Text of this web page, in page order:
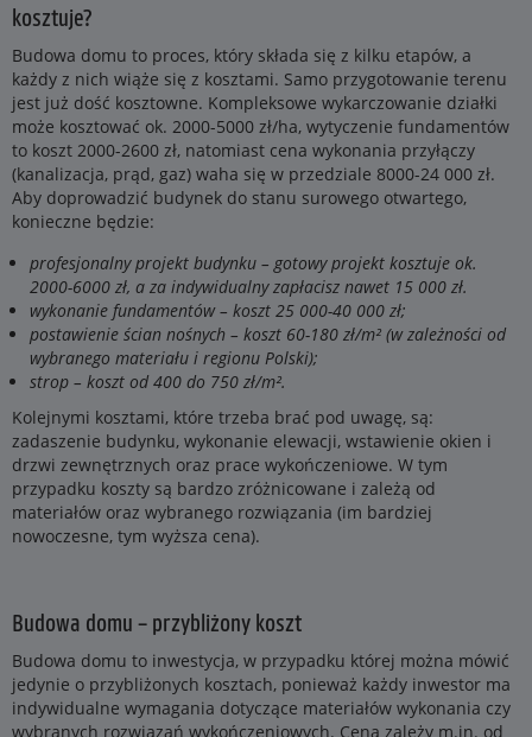
kosztuje?
Budowa domu to proces, który składa się z kilku etapów, a
każdy z nich wiąże się z kosztami. Samo przygotowanie terenu
jest już dość kosztowne. Kompleksowe wykarczowanie działki
może kosztować ok. 2000-5000 zł/ha, wytyczenie fundamentów
to koszt 2000-2600 zł, natomiast cena wykonania przyłączy
(kanalizacja, prąd, gaz) waha się w przedziale 8000-24 000 zł.
Aby doprowadzić budynek do stanu surowego otwartego,
konieczne będzie:
profesjonalny projekt budynku – gotowy projekt kosztuje ok.
2000-6000 zł, a za indywidualny zapłacisz nawet 15 000 zł.
wykonanie fundamentów – koszt 25 000-40 000 zł;
postawienie ścian nośnych – koszt 60-180 zł/m² (w zależności od
wybranego materiału i regionu Polski);
strop – koszt od 400 do 750 zł/m².
Kolejnymi kosztami, które trzeba brać pod uwagę, są:
zadaszenie budynku, wykonanie elewacji, wstawienie okien i
drzwi zewnętrznych oraz prace wykończeniowe. W tym
przypadku koszty są bardzo zróżnicowane i zależą od
materiałów oraz wybranego rozwiązania (im bardziej
nowoczesne, tym wyższa cena).
Budowa domu – przybliżony koszt
Budowa domu to inwestycja, w przypadku której można mówić
jedynie o przybliżonych kosztach, ponieważ każdy inwestor ma
indywidualne wymagania dotyczące materiałów wykonania czy
wybranych rozwiązań wykończeniowych. Cena zależy m.in. od